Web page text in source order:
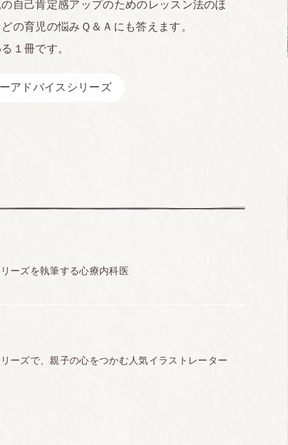
自己肯定感アップのためのレッスン法のほ
の育児の悩みＱ＆Ａにも答えます。
１冊です。
アドバイスシリーズ
ーズを執筆する心療内科医
ーズで、親子の心をつかむ人気イラストレーター